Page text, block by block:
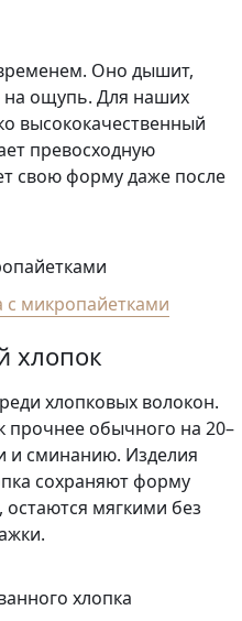
Оно дышит,
на ощупь. Для наших
высококачественный
превосходную
свою форму даже после
микропайетками
хлопок
хлопковых волокон.
обычного на 20–
и сминанию. Изделия
сохраняют форму
остаются мягкими без